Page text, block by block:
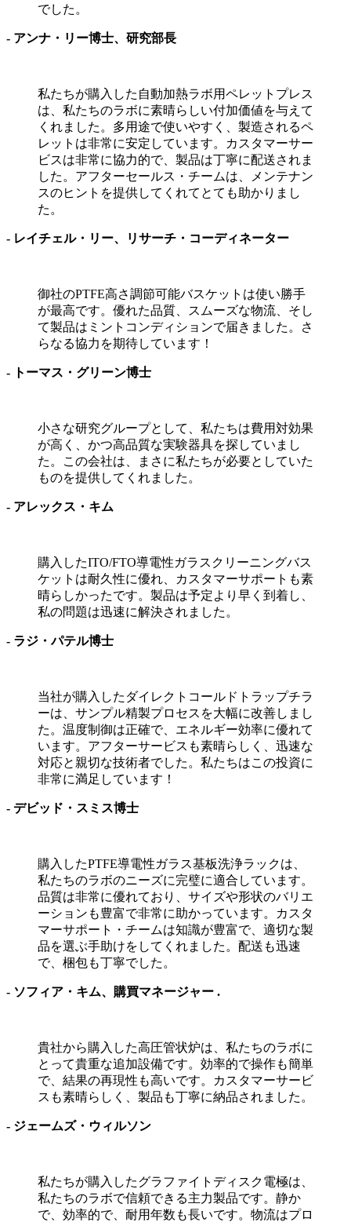
でした。
- アンナ・リー博士、研究部長
私たちが購入した自動加熱ラボ用ペレットプレス
は、私たちのラボに素晴らしい付加価値を与えて
くれました。多用途で使いやすく、製造されるペ
レットは非常に安定しています。カスタマーサー
ビスは非常に協力的で、製品は丁寧に配送されま
した。アフターセールス・チームは、メンテナン
スのヒントを提供してくれてとても助かりまし
た。
- レイチェル・リー、リサーチ・コーディネーター
御社のPTFE高さ調節可能バスケットは使い勝手
が最高です。優れた品質、スムーズな物流、そし
て製品はミントコンディションで届きました。さ
らなる協力を期待しています！
- トーマス・グリーン博士
小さな研究グループとして、私たちは費用対効果
が高く、かつ高品質な実験器具を探していまし
た。この会社は、まさに私たちが必要としていた
ものを提供してくれました。
- アレックス・キム
購入したITO/FTO導電性ガラスクリーニングバス
ケットは耐久性に優れ、カスタマーサポートも素
晴らしかったです。製品は予定より早く到着し、
私の問題は迅速に解決されました。
- ラジ・パテル博士
当社が購入したダイレクトコールドトラップチラ
ーは、サンプル精製プロセスを大幅に改善しまし
た。温度制御は正確で、エネルギー効率に優れて
います。アフターサービスも素晴らしく、迅速な
対応と親切な技術者でした。私たちはこの投資に
非常に満足しています！
- デビッド・スミス博士
購入したPTFE導電性ガラス基板洗浄ラックは、
私たちのラボのニーズに完璧に適合しています。
品質は非常に優れており、サイズや形状のバリエ
ーションも豊富で非常に助かっています。カスタ
マーサポート・チームは知識が豊富で、適切な製
品を選ぶ手助けをしてくれました。配送も迅速
で、梱包も丁寧でした。
- ソフィア・キム、購買マネージャー .
貴社から購入した高圧管状炉は、私たちのラボに
とって貴重な追加設備です。効率的で操作も簡単
で、結果の再現性も高いです。カスタマーサービ
スも素晴らしく、製品も丁寧に納品されました。
- ジェームズ・ウィルソン
私たちが購入したグラファイトディスク電極は、
私たちのラボで信頼できる主力製品です。静か
で、効率的で、耐用年数も長いです。物流はプロ